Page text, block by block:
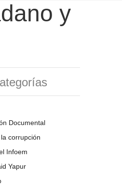
y
Documental
corrupción
Infoem
Yapur